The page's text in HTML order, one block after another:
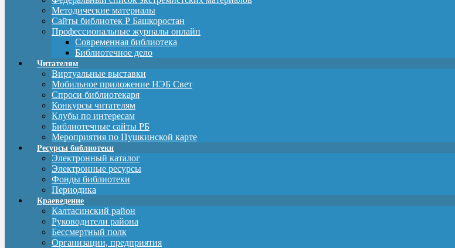
Методические материалы
Сайты библиотек Р Башкоростан
Профессиональные журналы онлайн
Современная библиотека
Библиотечное дело
Читателям
Виртуальные выставки
Мобильное приложение НЭБ Свет
Спроси библиотекаря
Конкурсы читателям
Клубы по интересам
Библиотечные сайты РБ
Мероприятия по Пушкинской карте
Ресурсы библиотеки
Электронный каталог
Электронные ресурсы
Фонды библиотеки
Периодика
Краеведение
Калтасинский район
Руководители района
Бессмертный полк
Организации, предприятия